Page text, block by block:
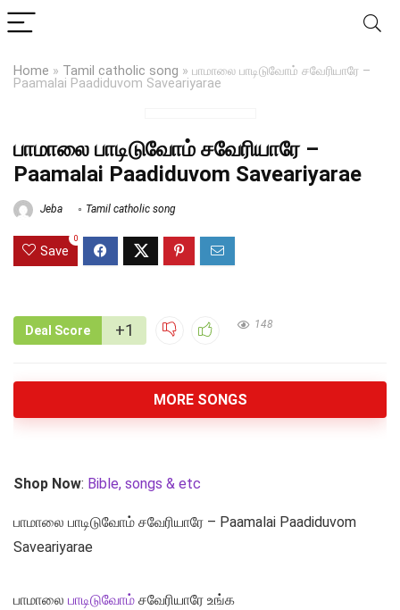
Home » Tamil catholic song » பாமாலை பாடிடுவோம் சவேரியாரே –
Paamalai Paadiduvom Saveariyarae
பாமாலை பாடிடுவோம் சவேரியாரே –
Paamalai Paadiduvom Saveariyarae
Jeba Tamil catholic song
Save
0
Deal Score +1 148
MORE SONGS
Shop Now: Bible, songs & etc
பாமாலை பாடிடுவோம் சவேரியாரே – Paamalai Paadiduvom
Saveariyarae
பாமாலை பாடிடுவோம் சவேரியாரே உங்க